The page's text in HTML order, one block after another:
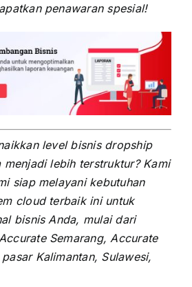
penawaran spesial!
level bisnis dropship
menjadi lebih terstruktur? Kami
siap melayani kebutuhan
cloud terbaik ini untuk
bisnis Anda, mulai dari
Semarang,Accurate
Kalimantan, Sulawesi,